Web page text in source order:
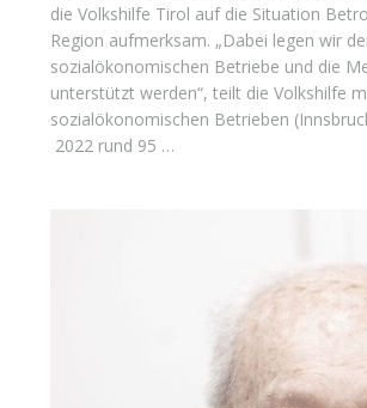
die Volkshilfe Tirol auf die Situation
Region aufmerksam. „Dabei legen wir
sozialökonomischen Betriebe und die
unterstützt werden“, teilt die Volkshilfe
sozialökonomischen Betrieben
2022 rund 95 …